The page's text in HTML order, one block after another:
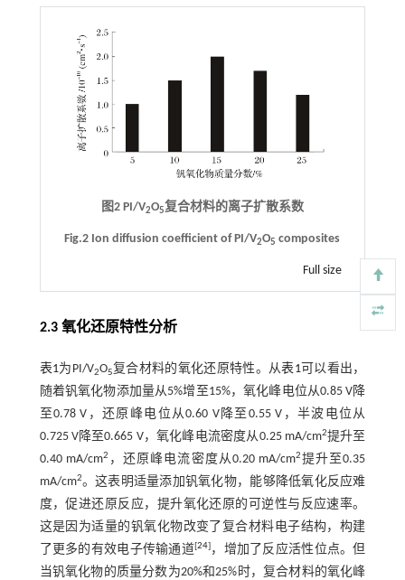
图2 PI/V2O5复合材料的离子扩散系数
Fig.2 Ion diffusion coefficient of PI/V2O5 composites
Full size
2.3 氧化还原特性分析
表1为PI/V2O5复合材料的氧化还原特性。从表1可以看出，
随着钒氧化物添加量从5%增至15%，氧化峰电位从0.85 V降
至0.78 V，还原峰电位从0.60 V降至0.55 V，半波电位从
0.725 V降至0.665 V，氧化峰电流密度从0.25 mA/cm2提升至
0.40 mA/cm2 ，还原峰电流密度从0.20 mA/cm2提升至0.35
mA/cm2。这表明适量添加钒氧化物，能够降低氧化反应难
度，促进还原反应，提升氧化还原的可逆性与反应速率。
这是因为适量的钒氧化物改变了复合材料电子结构，构建
了更多的有效电子传输通道 [24] ，增加了反应活性位点。但
当钒氧化物的质量分数为20%和25%时，复合材料的氧化峰